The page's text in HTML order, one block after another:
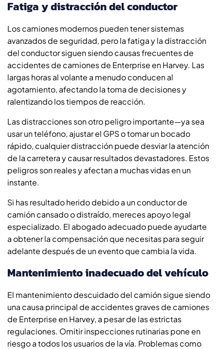
Fatiga y distracción del conductor
Los camiones modernos pueden tener sistemas
avanzados de seguridad, pero la fatiga y la distracción
del conductor siguen siendo causas frecuentes de
accidentes de camiones de Enterprise en Harvey. Las
largas horas al volante a menudo conducen al
agotamiento, afectando la toma de decisiones y
ralentizando los tiempos de reacción.
Las distracciones son otro peligro importante—ya sea
usar un teléfono, ajustar el GPS o tomar un bocado
rápido, cualquier distracción puede desviar la atención
de la carretera y causar resultados devastadores. Estos
peligros son reales y afectan a muchas vidas en un
instante.
Si has resultado herido debido a un conductor de
camión cansado o distraído, mereces apoyo legal
especializado. El abogado adecuado puede ayudarte
a obtener la compensación que necesitas para seguir
adelante después de un evento que cambia la vida.
Mantenimiento inadecuado del vehículo
El mantenimiento descuidado del camión sigue siendo
una causa principal de accidentes graves de camiones
de Enterprise en Harvey, a pesar de las estrictas
regulaciones. Omitir inspecciones rutinarias pone en
riesgo a todos los usuarios de la vía. Problemas como